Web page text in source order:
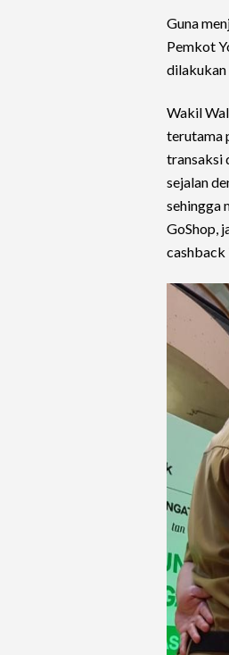
Guna
Pemkot
dilakukan
Wakil
terutama
transaksi
sejalan
sehingga
GoShop,
cashback